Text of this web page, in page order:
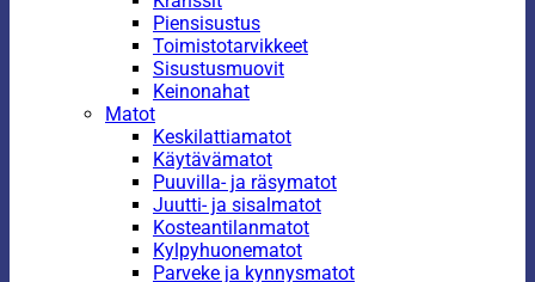
Piensisustus
Toimistotarvikkeet
Sisustusmuovit
Keinonahat
Matot
Keskilattiamatot
Käytävämatot
Puuvilla- ja räsymatot
Juutti- ja sisalmatot
Kosteantilanmatot
Kylpyhuonematot
Parveke ja kynnysmatot